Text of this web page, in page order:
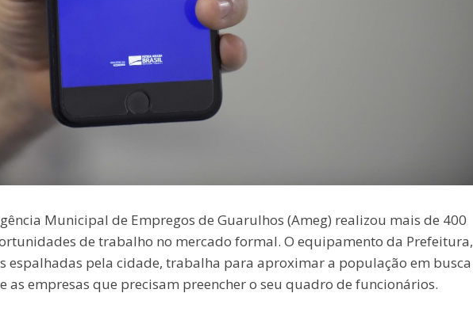
Municipal de Empregos de Guarulhos (Ameg) realizou mais de 400
de trabalho no mercado formal. O equipamento da Prefeitura,
espalhadas pela cidade, trabalha para aproximar a população em busca
as empresas que precisam preencher o seu quadro de funcionários.